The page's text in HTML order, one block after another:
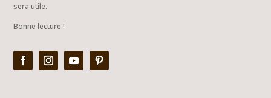
sera utile.
Bonne lecture !